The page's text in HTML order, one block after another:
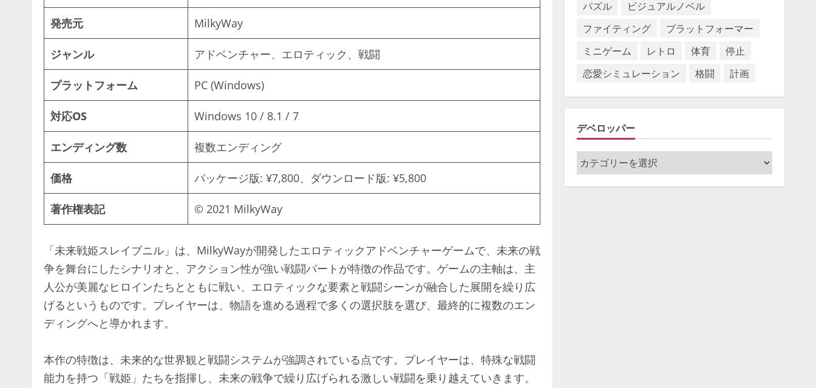
発売元 MilkyWay
ジャンル アドベンチャー、エロティック、戦闘
プラットフォーム PC (Windows)
対応OS Windows 10 / 8.1 / 7
エンディング数 複数エンディング
価格 パッケージ版: ¥7,800、ダウンロード版: ¥5,800
著作権表記 © 2021 MilkyWay
「未来戦姫スレイブニル」は、MilkyWayが開発したエロティックアドベンチャーゲームで、未来の戦
争を舞台にしたシナリオと、アクション性が強い戦闘パートが特徴の作品です。ゲームの主軸は、主
人公が美麗なヒロインたちとともに戦い、エロティックな要素と戦闘シーンが融合した展開を繰り広
げるというものです。プレイヤーは、物語を進める過程で多くの選択肢を選び、最終的に複数のエン
ディングへと導かれます。
本作の特徴は、未来的な世界観と戦闘システムが強調されている点です。プレイヤーは、特殊な戦闘
能力を持つ「戦姫」たちを指揮し、未来の戦争で繰り広げられる激しい戦闘を乗り越えていきます。
パズル
ビジュアルノベル
ファイティング
プラットフォーマー
ミニゲーム
レトロ 体育
停止
恋愛シミュレーション
格闘 計画
デベロッパー
デ
ベ